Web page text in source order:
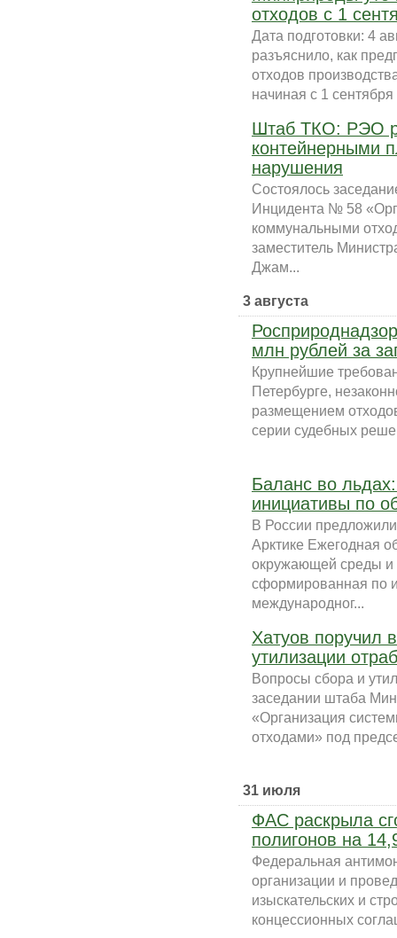
отходов с 1
Дата подготовки: 4
разъяснило, как
отходов
начиная с 1
Штаб ТКО: РЭО
контейнерными
нарушения
Состоялось
Инцидента № 58
коммунальными
заместитель
Джам...
3 августа
млн рублей за
Крупнейшие
Петербурге,
размещением
серии судебных
Баланс во
инициативы по
В России
Арктике Ежегодная
окружающей среды и
сформированная по
международног...
Хатуов поручил
утилизации
Вопросы сбора и
заседании штаба
«Организация
отходами» под
31 июля
ФАС раскрыла
полигонов на
Федеральная
организации и
изыскательских и
концессионных